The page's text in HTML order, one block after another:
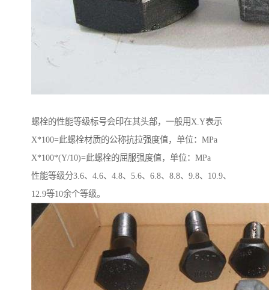
螺栓的性能等级标号会印在其头部，一般用X.Y表示
X*100=此螺栓材质的公称抗拉强度值，单位：MPa
X*100*(Y/10)=此螺栓的屈服强度值，单位：MPa
性能等级分3.6、4.6、4.8、5.6、6.8、8.8、9.8、10.9、
12.9等10余个等级。